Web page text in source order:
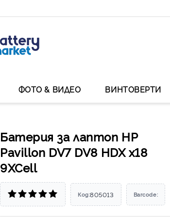
ФОТО & ВИДЕО ВИНТОВЕРТИ
Батерия за лаптоп HP
Pavillon DV7 DV8 HDX x18
9XCell
Код:805013 Barcode: